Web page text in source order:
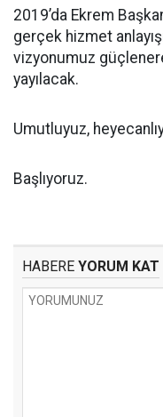
2019’da Ekrem
gerçek hizmet
vizyonumuz
yayılacak.
Umutluyuz,
Başlıyoruz.
HABERE YORUM KAT